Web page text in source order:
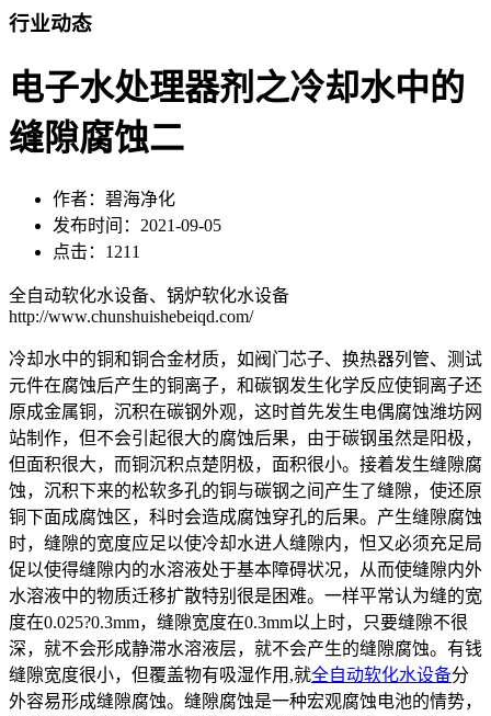
行业动态
电子水处理器剂之冷却水中的
缝隙腐蚀二
作者：碧海净化
发布时间：2021-09-05
点击：1211
全自动软化水设备、锅炉软化水设备
http://www.chunshuishebeiqd.com/
冷却水中的铜和铜合金材质，如阀门芯子、换热器列管、测试
元件在腐蚀后产生的铜离子，和碳钢发生化学反应使铜离子还
原成金属铜，沉积在碳钢外观，这时首先发生电偶腐蚀潍坊网
站制作，但不会引起很大的腐蚀后果，由于碳钢虽然是阳极，
但面积很大，而铜沉积点楚阴极，面积很小。接着发生缝隙腐
蚀，沉积下来的松软多孔的铜与碳钢之间产生了缝隙，使还原
铜下面成腐蚀区，科时会造成腐蚀穿孔的后果。产生缝隙腐蚀
时，缝隙的宽度应足以使冷却水进人缝隙内，怛又必须充足局
促以使得缝隙内的水溶液处于基本障碍状况，从而使缝隙内外
水溶液中的物质迁移扩散特别很是困难。一样平常认为缝的宽
度在0.025?0.3mm，缝隙宽度在0.3mm以上时，只要缝隙不很
深，就不会形成静滞水溶液层，就不会产生的缝隙腐蚀。有钱
缝隙宽度很小，但覆盖物有吸湿作用,就全自动软化水设备分
外容易形成缝隙腐蚀。缝隙腐蚀是一种宏观腐蚀电池的情势，